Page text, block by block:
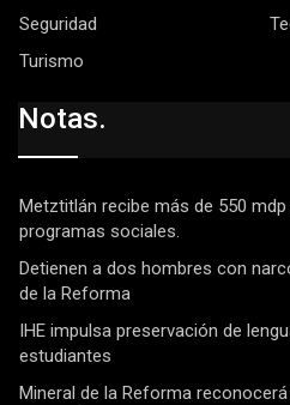
Seguridad
Turismo
Notas.
Metztitlán recibe más de 550
programas sociales.
Detienen a dos hombres con
de la Reforma
IHE impulsa preservación de
estudiantes
Mineral de la Reforma